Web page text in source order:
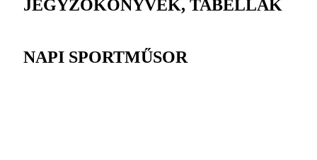
JEGYZŐKÖNYVEK, TABELLÁK
NAPI SPORTMŰSOR